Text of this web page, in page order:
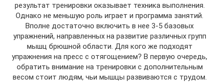
результат тренировки оказывает техника выполнения.
Однако не меньшую роль играет и программа занятий.
Вполне достаточно включить в нее 3-5 базовых
упражнений, направленных на развитие различных групп
мышц брюшной области. Для кого же подходят
упражнения на пресс с отягощением? В первую очередь,
обратить внимание на тренировки с дополнительным
весом стоит людям, чьи мышцы развиваются с трудом.